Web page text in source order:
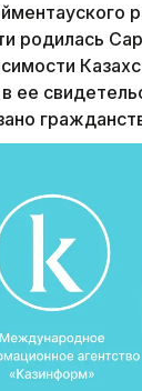
родилась
ее